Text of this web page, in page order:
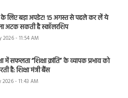
के लिए बड़ा अपडेट! 15 अगस्त से पहले कर लें ये
अटक सकती है स्कॉलरशिप
2026 - 11:54 AM
में सफलता “शिक्षा क्रांति” के व्यापक प्रभाव को
है: शिक्षा मंत्री बैंस
2026 - 11:43 AM